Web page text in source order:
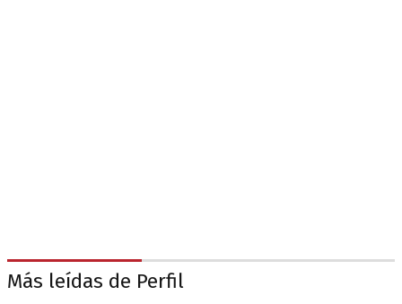
Más leídas de Perfil